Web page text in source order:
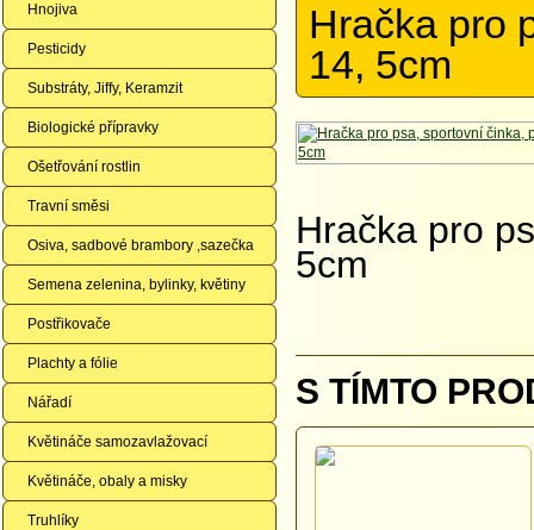
Hnojiva
Pesticidy
Substráty, Jiffy, Keramzit
Biologické přípravky
Ošetřování rostlin
Travní směsi
Osiva, sadbové brambory ,sazečka
Semena zelenina, bylinky, květiny
Postřikovače
Plachty a fólie
Nářadí
Květináče samozavlažovací
Květináče, obaly a misky
Truhlíky
Hračka pro
14, 5cm
Hračka pro
5cm
S TÍMTO